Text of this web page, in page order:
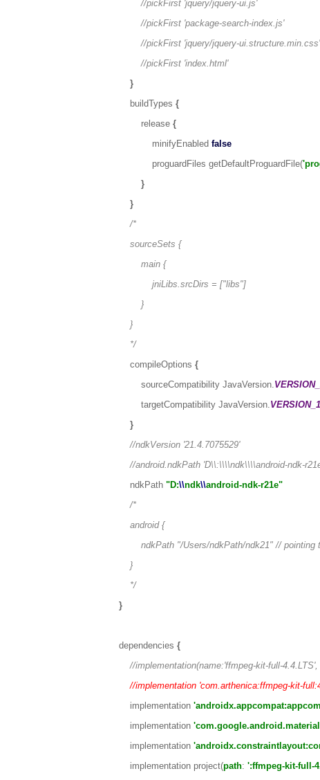
//pickFirst 'jquery/jquery-ui.js'
//pickFirst 'package-search-index.js'
//pickFirst 'jquery/jquery-ui.structure.min.css'
//pickFirst 'index.html'
}
buildTypes {
release {
minifyEnabled false
proguardFiles getDefaultProguardFile(
}
}
/*
sourceSets {
main {
jniLibs.srcDirs = ["libs"]
}
}
*/
compileOptions {
sourceCompatibility JavaVersion.
targetCompatibility JavaVersion.
}
//ndkVersion '21.4.7075529'
//android.ndkPath 'D\\:\\\\ndk\\\\android-ndk-
ndkPath "D:\\ndk\\android-ndk-r21e"
/*
android {
ndkPath "/Users/ndkPath/ndk21" // pointing
}
*/
}
dependencies {
//implementation(name:'ffmpeg-kit-full-4.4.LTS',
//implementation 'com.arthenica:ffmpeg-kit-
implementation
implementation
implementation
implementation project(path: ':ffmpeg-kit-full-